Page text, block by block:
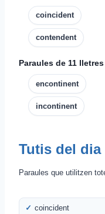
coincident
contendent
Paraules de 11 lletres
encontinent
incontinent
Tutis del dia
Paraules que utilitzen
coincident